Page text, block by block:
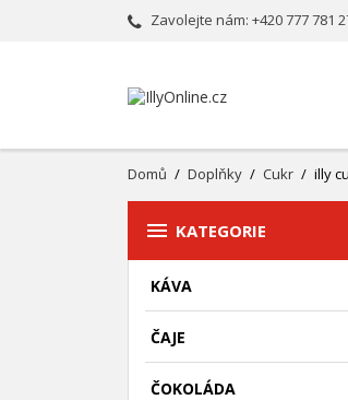
Zavolejte nám: +420 777 781
Domů Doplňky Cukr illy
 KATEGORIE
KÁVA
ČAJE
ČOKOLÁDA